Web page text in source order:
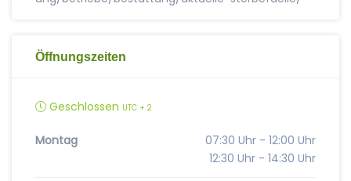
Öffnungszeiten
Geschlossen UTC + 2
Montag
07:30 Uhr - 12:00 Uhr
12:30 Uhr - 14:30 Uhr